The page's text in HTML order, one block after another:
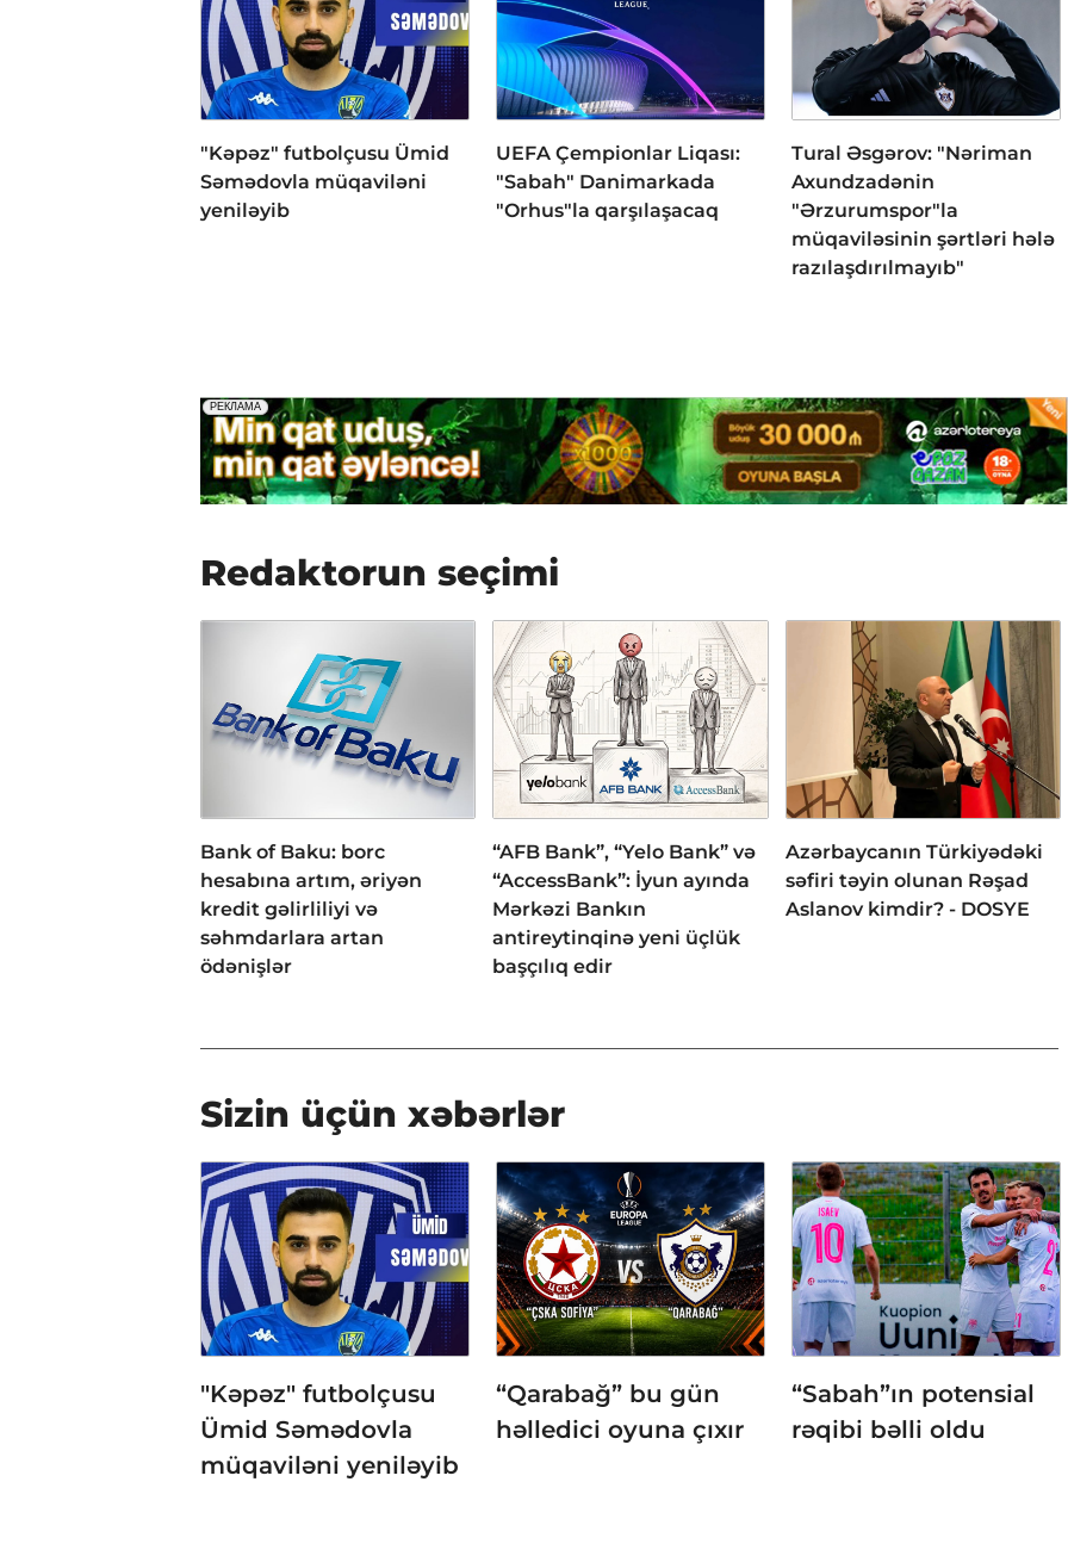
"Kəpəz" futbolçusu Ümid
Səmədovla müqaviləni
yeniləyib
UEFA Çempionlar Liqası:
"Sabah" Danimarkada
"Orhus"la qarşılaşacaq
Tural Əsgərov: "Nəriman
Axundzadənin
"Ərzurumspor"la
müqaviləsinin şərtləri hələ
razılaşdırılmayıb"
Redaktorun seçimi
Bank of Baku: borc
hesabına artım, əriyən
kredit gəlirliliyi və
səhmdarlara artan
ödənişlər
“AFB Bank”, “Yelo Bank” və
“AccessBank”: İyun ayında
Mərkəzi Bankın
antireytinqinə yeni üçlük
başçılıq edir
Azərbaycanın Türkiyədəki
səfiri təyin olunan Rəşad
Aslanov kimdir? - DOSYE
Sizin üçün xəbərlər
"Kəpəz" futbolçusu
Ümid Səmədovla
müqaviləni yeniləyib
“Qarabağ” bu gün
həlledici oyuna çıxır
“Sabah”ın potensial
rəqibi bəlli oldu